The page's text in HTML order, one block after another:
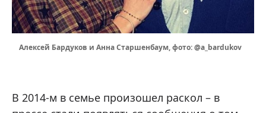
Алексей Бардуков и Анна Старшенбаум, фото: @a_bardukov
В 2014-м в семье произошел раскол – в